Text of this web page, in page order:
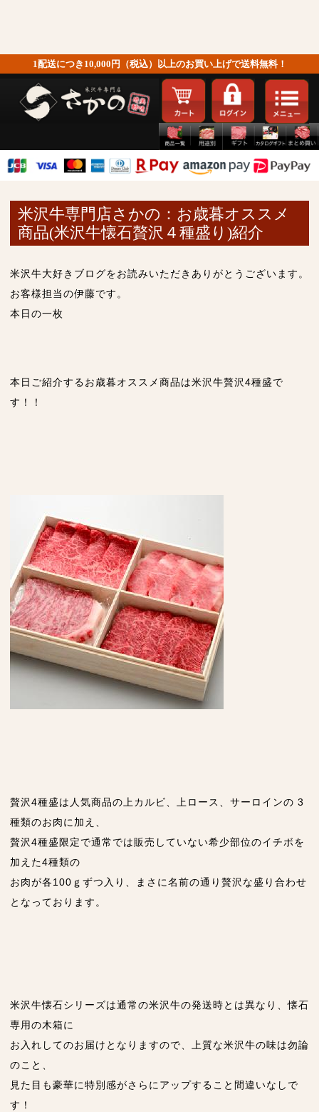
1配送につき10,000円（税込）以上のお買い上げで送料無料！
米沢牛専門店さかの：お歳暮オススメ
商品(米沢牛懐石贅沢４種盛り)紹介
米沢牛大好きブログをお読みいただきありがとうございます。
お客様担当の伊藤です。
本日の一枚
本日ご紹介するお歳暮オススメ商品は米沢牛贅沢4種盛で
す！！
贅沢4種盛は人気商品の上カルビ、上ロース、サーロインの 3
種類のお肉に加え、
贅沢4種盛限定で通常では販売していない希少部位のイチボを
加えた4種類の
お肉が各100ｇずつ入り、まさに名前の通り贅沢な盛り合わせ
となっております。
米沢牛懐石シリーズは通常の米沢牛の発送時とは異なり、懐石
専用の木箱に
お入れしてのお届けとなりますので、上質な米沢牛の味は勿論
のこと、
見た目も豪華に特別感がさらにアップすること間違いなしで
す！